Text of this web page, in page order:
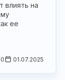
влиять на
ее
01.07.2025